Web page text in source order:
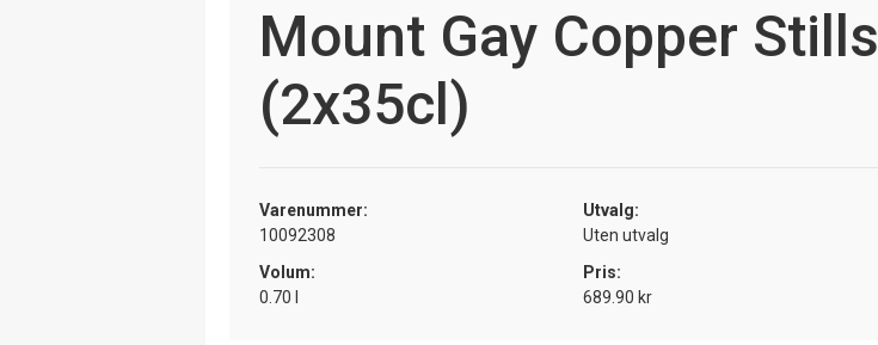
Mount Gay Copper Stills
(2x35cl)
Varenummer:
10092308
Utvalg:
Uten utvalg
Volum:
0.70 l
Pris:
689.90 kr